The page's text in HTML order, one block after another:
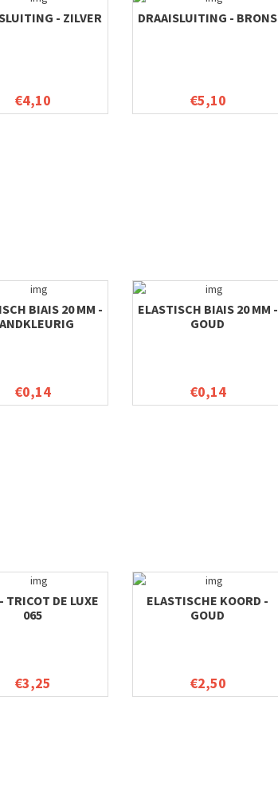
- ZILVER
€4,10
DRAAISLUITING - BRONS
€5,10
BIAIS 20 MM -
€0,14
ELASTISCH BIAIS 20 MM -
GOUD
€0,14
TRICOT DE LUXE
065
€3,25
ELASTISCHE KOORD -
GOUD
€2,50